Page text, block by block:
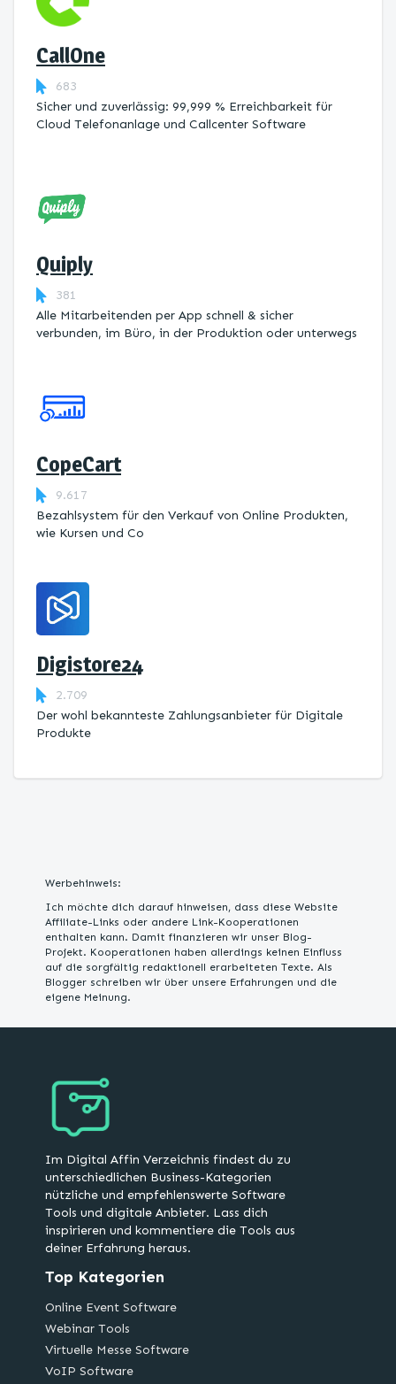
CallOne
683
Sicher und zuverlässig: 99,999 % Erreichbarkeit für
Cloud Telefonanlage und Callcenter Software
Quiply
381
Alle Mitarbeitenden per App schnell & sicher
verbunden, im Büro, in der Produktion oder unterwegs
CopeCart
9.617
Bezahlsystem für den Verkauf von Online Produkten,
wie Kursen und Co
Digistore24
2.709
Der wohl bekannteste Zahlungsanbieter für Digitale
Produkte
Werbehinweis:
Ich möchte dich darauf hinweisen, dass diese Website
Affiliate-Links oder andere Link-Kooperationen
enthalten kann. Damit finanzieren wir unser Blog-
Projekt. Kooperationen haben allerdings keinen Einfluss
auf die sorgfältig redaktionell erarbeiteten Texte. Als
Blogger schreiben wir über unsere Erfahrungen und die
eigene Meinung.
Im Digital Affin Verzeichnis findest du zu
unterschiedlichen Business-Kategorien
nützliche und empfehlenswerte Software
Tools und digitale Anbieter. Lass dich
inspirieren und kommentiere die Tools aus
deiner Erfahrung heraus.
Top Kategorien
Online Event Software
Webinar Tools
Virtuelle Messe Software
VoIP Software